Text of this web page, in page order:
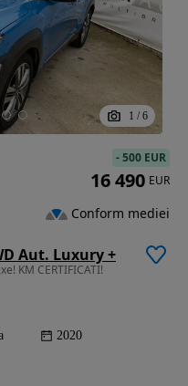
1 / 6
Aut. Luxury +
KM CERTIFICATI!
2020
-500 EUR
16 490 EUR
Conform mediei